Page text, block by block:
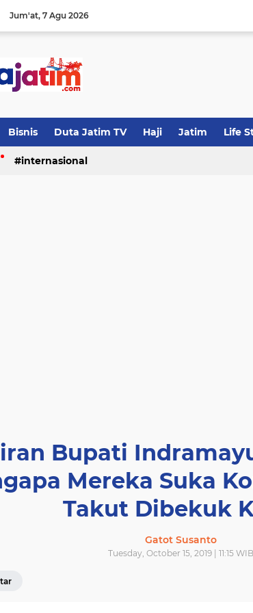
Jum'at 7 Agu 2026
Bisnis Duta Jatim TV Haji Jatim Life
internasional
Bupati
Mereka Suka
Takut Dibekuk
Gatot Susanto
Tuesday, October 15, 2019 | 11:15 WIB